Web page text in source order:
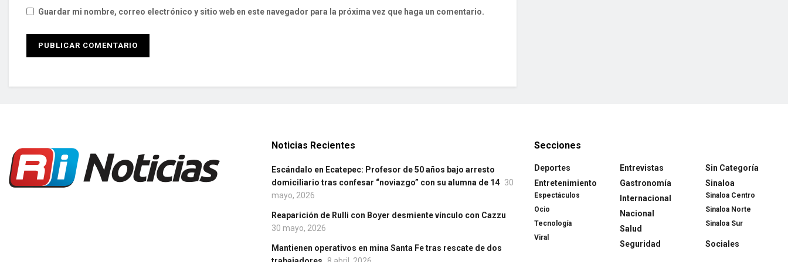
Guardar mi nombre, correo electrónico y sitio web en este navegador para la próxima vez que haga un comentario.
Noticias Recientes
Escándalo en Ecatepec: Profesor de 50 años bajo arresto
domiciliario tras confesar “noviazgo” con su alumna de 14 30
mayo, 2026
Reaparición de Rulli con Boyer desmiente vínculo con Cazzu
30 mayo, 2026
Mantienen operativos en mina Santa Fe tras rescate de dos
Secciones
Deportes
Entretenimiento
Espectáculos
Ocio
Tecnología
Viral
Entrevistas
Gastronomía
Internacional
Nacional
Salud
Seguridad
Sin Categoría
Sinaloa
Sinaloa Centro
Sinaloa Norte
Sinaloa Sur
Sociales